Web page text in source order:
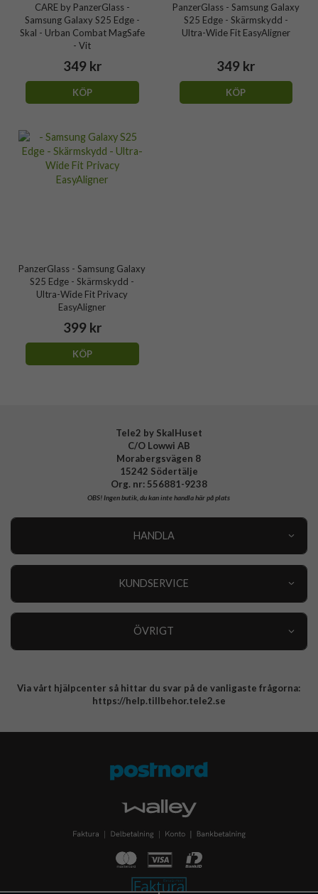
CARE by PanzerGlass -
Samsung Galaxy S25 Edge -
Skal - Urban Combat MagSafe
- Vit
349 kr
KÖP
PanzerGlass - Samsung Galaxy
S25 Edge - Skärmskydd -
Ultra-Wide Fit EasyAligner
349 kr
KÖP
PanzerGlass - Samsung Galaxy
S25 Edge - Skärmskydd -
Ultra-Wide Fit Privacy
EasyAligner
399 kr
KÖP
Tele2 by SkalHuset
C/O Lowwi AB
Morabergsvägen 8
15242 Södertälje
Org. nr: 556881-9238
OBS!Ingen butik, du kan inte handla här på plats
HANDLA
KUNDSERVICE
ÖVRIGT
Integritetspolicy
Via vårt hjälpcenter så hittar du svar på de vanligaste frågorna:
https://help.tillbehor.tele2.se